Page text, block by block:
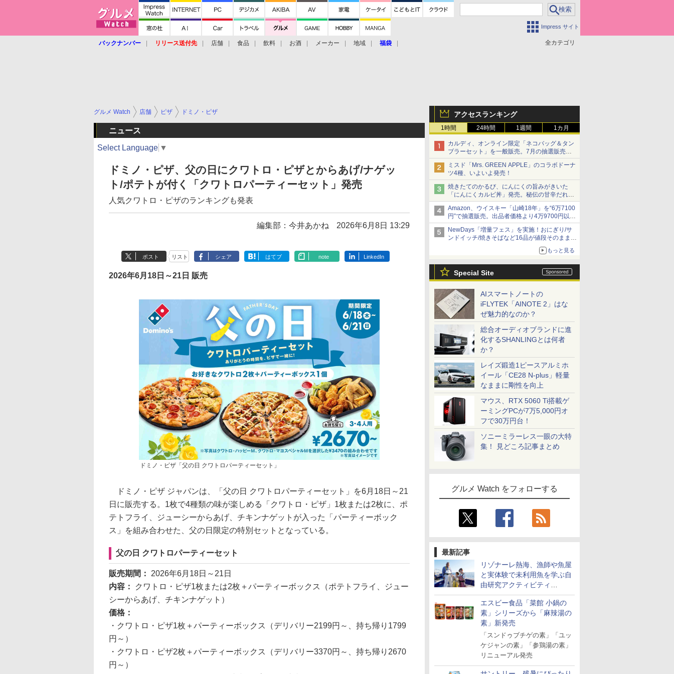
Impress サイト
全カテゴリ
バックナンバー リリース送付先 店舗 食品 飲料 お酒 メーカー 地域 福袋
アクセスランキング
1時間 24時間 1週間 1カ月
カルディ、オンライン限定「ネコバッグ＆タン
ブラーセット」を一般販売。7月の抽選販売の
当選無効分
ミスド「Mrs. GREEN APPLE」のコラボドーナ
ツ4種、いよいよ発売！
焼きたてのかるび、にんにくの旨みがきいた
「にんにくカルビ丼」発売。秘伝の甘辛だれを
絡めた「豚カルビ丼」も復活
Amazon、ウイスキー「山崎18年」を“6万7100
円”で抽選販売。出品者価格より4万9700円以上
お得
NewDays「増量フェス」を実施！おにぎり/サ
ンドイッチ/焼きそばなど16品が値段そのままで
もっと見る
Special Site
AIスマートノートの
iFLYTEK「AINOTE 2」はな
ぜ魅力的なのか？
総合オーディオブランドに進
化するSHANLINGとは何者
か？
レイズ鍛造1ピースアルミホ
イール「CE28 N-plus」軽量
なままに剛性を向上
マウス、RTX 5060 Ti搭載ゲ
ーミングPCが7万5,000円オ
フで30万円台！
ソニーミラーレス一眼の大特
集！ 見どころ記事まとめ
グルメ Watch をフォローする
最新記事
リゾナーレ熱海、漁師や魚屋
と実体験で未利用魚を学ぶ自
由研究アクティビティ
「Fisherman's Academy」を
実施中
エスビー食品「菜館 小鍋の
素」シリーズから「麻辣湯の
素」新発売
「スンドゥブチゲの素」「ユッ
ケジャンの素」「参鶏湯の素」
リニューアル発売
グルメ Watch 店舗 ピザ ドミノ・ピザ
ニュース
Select Language ▼
ドミノ・ピザ、父の日にクワトロ・ピザとからあげ/ナゲッ
ト/ポテトが付く「クワトロパーティーセット」発売
人気クワトロ・ピザのランキングも発表
編集部：今井あかね 2026年6月8日 13:29
ポスト リスト シェア はてブ note LinkedIn
2026年6月18日～21日 販売
ドミノ・ピザ「父の日 クワトロパーティーセット」
ドミノ・ピザ ジャパンは、「父の日 クワトロパーティーセット」を6月18日～21
日に販売する。1枚で4種類の味が楽しめる「クワトロ・ピザ」1枚または2枚に、ポ
テトフライ、ジューシーからあげ、チキンナゲットが入った「パーティーボック
ス」を組み合わせた、父の日限定の特別セットとなっている。
父の日 クワトロパーティーセット
販売期間： 2026年6月18日～21日
内容：
クワトロ・ピザ1枚または2枚＋パーティーボックス（ポテトフライ、ジュー
シーからあげ、チキンナゲット）
価格：
・クワトロ・ピザ1枚＋パーティーボックス（デリバリー2199円～、持ち帰り1799
円～）
・クワトロ・ピザ2枚＋パーティーボックス（デリバリー3370円～、持ち帰り2670
円～）